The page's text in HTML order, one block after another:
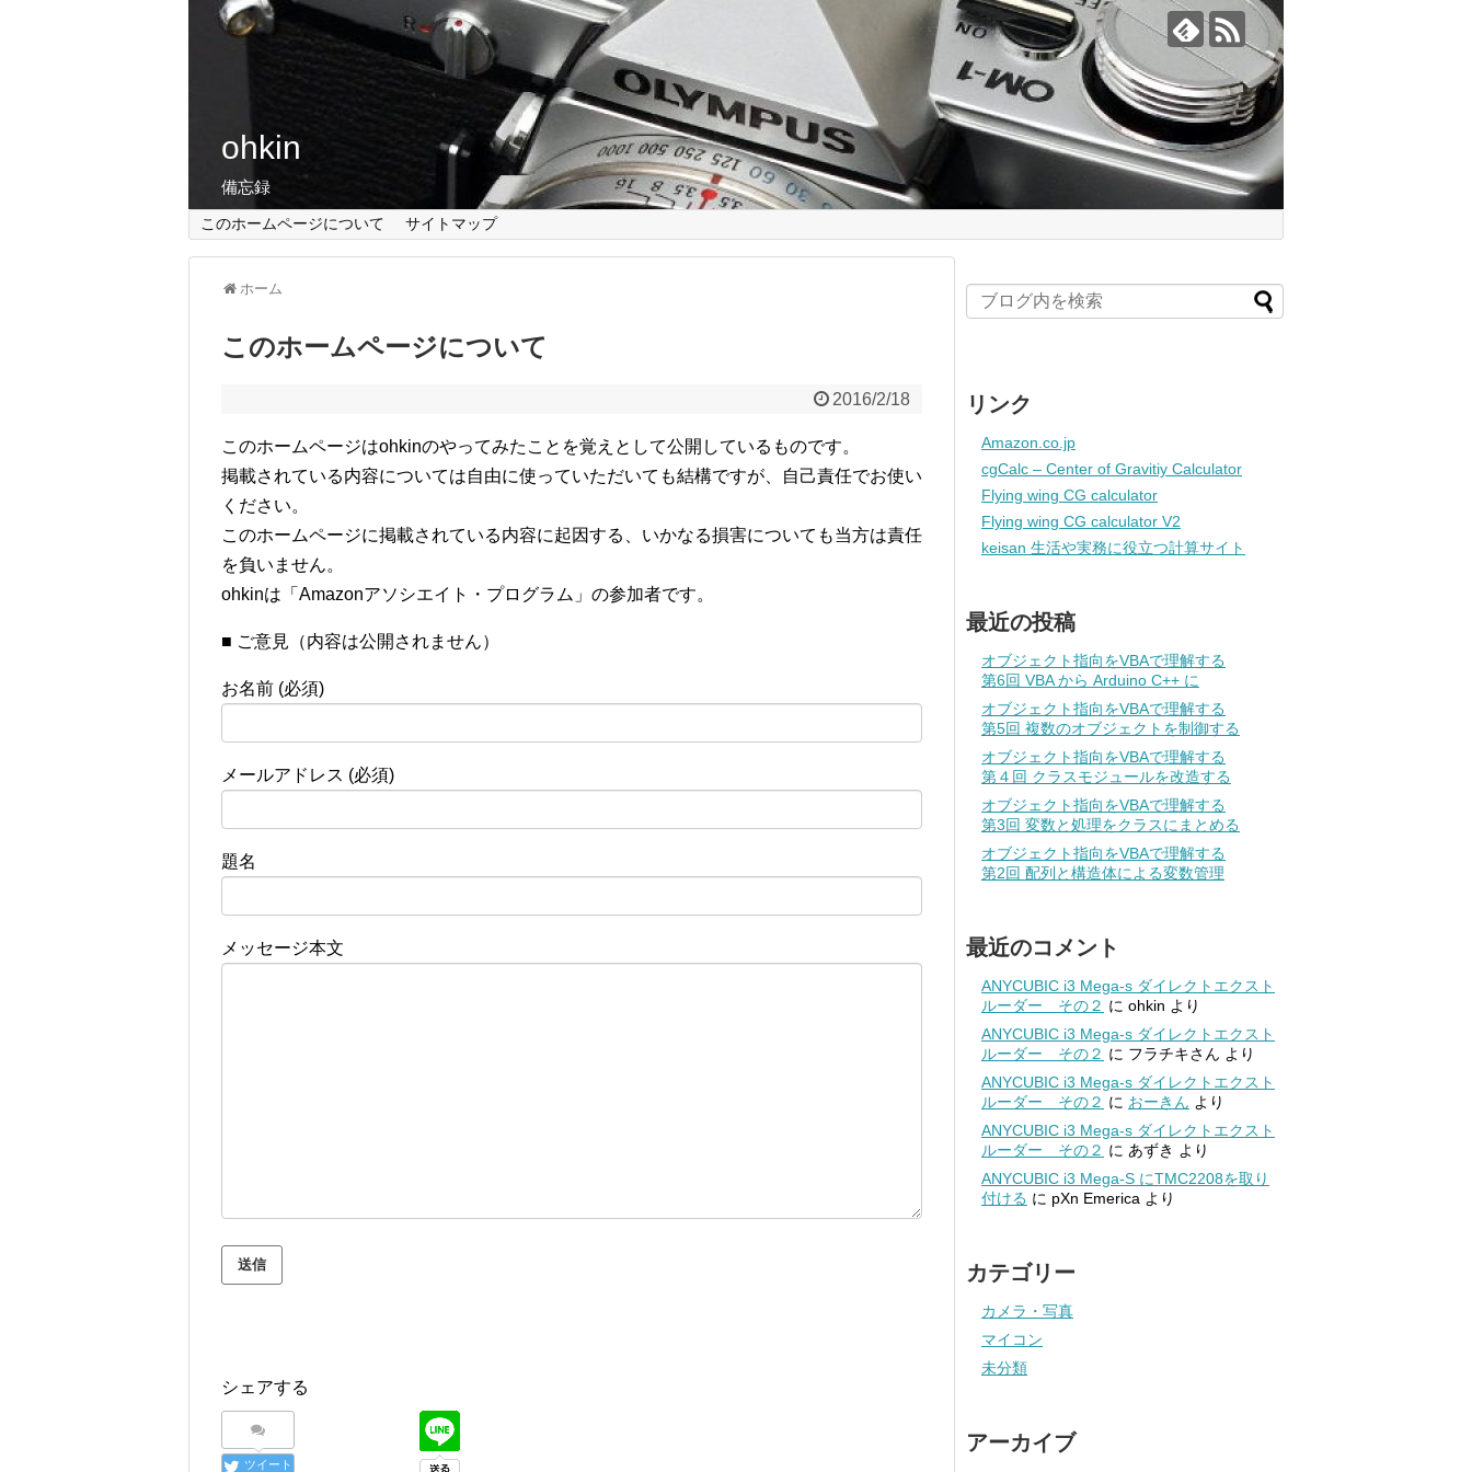
ohkin
備忘録
このホームページについて サイトマップ
ホーム
このホームページについて
2016/2/18
このホームページはohkinのやってみたことを覚えとして公開しているものです。
掲載されている内容については自由に使っていただいても結構ですが、自己責任でお使い
ください。
このホームページに掲載されている内容に起因する、いかなる損害についても当方は責任
を負いません。
ohkinは「Amazonアソシエイト・プログラム」の参加者です。
■ ご意見（内容は公開されません）
お名前 (必須)
メールアドレス (必須)
題名
メッセージ本文
シェアする
ツイート
リンク
Amazon.co.jp
cgCalc – Center of Gravitiy Calculator
Flying wing CG calculator
Flying wing CG calculator V2
keisan 生活や実務に役立つ計算サイト
最近の投稿
オブジェクト指向をVBAで理解する
第6回 VBA から Arduino C++ に
オブジェクト指向をVBAで理解する
第5回 複数のオブジェクトを制御する
オブジェクト指向をVBAで理解する
第４回 クラスモジュールを改造する
オブジェクト指向をVBAで理解する
第3回 変数と処理をクラスにまとめる
オブジェクト指向をVBAで理解する
第2回 配列と構造体による変数管理
最近のコメント
ANYCUBIC i3 Mega-s ダイレクトエクスト
ルーダー その２ に ohkin より
ANYCUBIC i3 Mega-s ダイレクトエクスト
ルーダー その２ に フラチキさん より
ANYCUBIC i3 Mega-s ダイレクトエクスト
ルーダー その２ に おーきん より
ANYCUBIC i3 Mega-s ダイレクトエクスト
ルーダー その２ に あずき より
ANYCUBIC i3 Mega-S にTMC2208を取り
付ける に pXn Emerica より
カテゴリー
カメラ・写真
マイコン
未分類
アーカイブ